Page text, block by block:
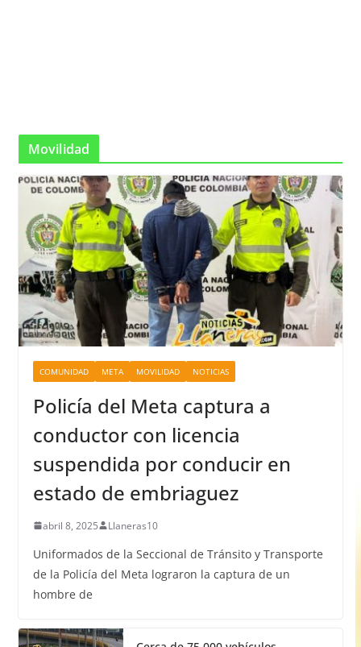
Movilidad
COMUNIDAD META MOVILIDAD NOTICIAS
Policía del Meta captura a
conductor con licencia
suspendida por conducir en
estado de embriaguez
abril 8, 2025 Llaneras10
Uniformados de la Seccional de Tránsito y Transporte
de la Policía del Meta lograron la captura de un
hombre de